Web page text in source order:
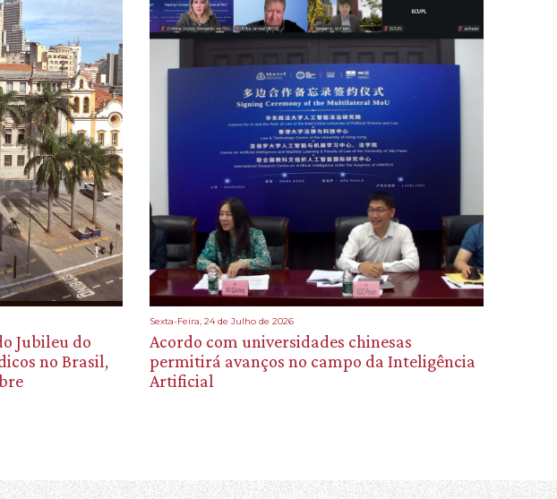
Jubileu do
no Brasil,
Sexta-Feira, 24 de Julho de 2026
Acordo com universidades chinesas
permitirá avanços no campo da Inteligência
Artificial